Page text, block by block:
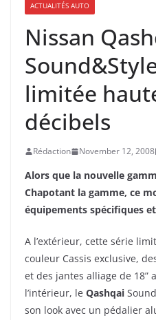
ACTUALITÉS AUTO
Nissan
limitée
décibels
Rédaction November 12, 2008
Alors que la nouvelle
Chapotant la gamme, ce
équipements spécifiques
A l’extérieur, cette série
couleur Cassis exclusive,
et des jantes alliage de 18”
l’intérieur, le Qashqai
son look avec un pédalier